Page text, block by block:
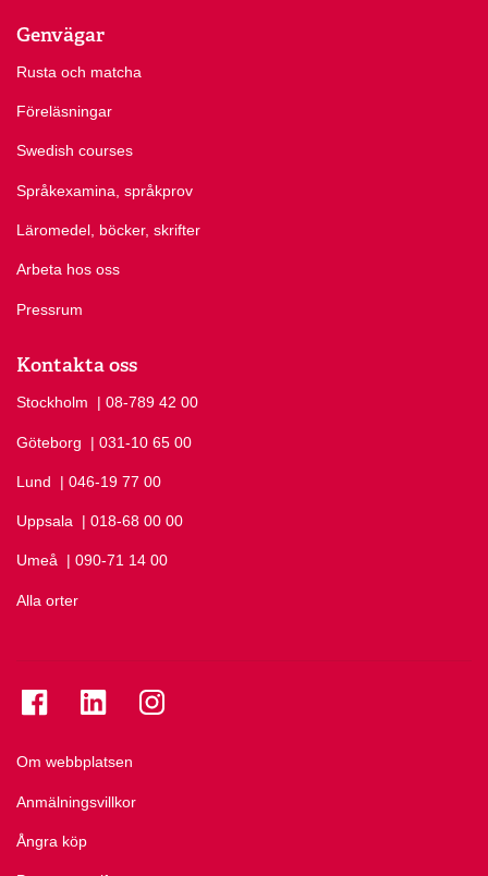
Genvägar
Rusta och matcha
Föreläsningar
Swedish courses
Språkexamina, språkprov
Läromedel, böcker, skrifter
Arbeta hos oss
Pressrum
Kontakta oss
Stockholm Ring Stockholm på
| 08-789 42 00
Göteborg Ring Göteborg på
| 031-10 65 00
Lund Ring Lund på
| 046-19 77 00
Uppsala Ring Uppsala på
| 018-68 00 00
Umeå Ring Umeå på
| 090-71 14 00
Alla orter
Om webbplatsen
Anmälningsvillkor
Ångra köp
Se folkuniversitetet på Facebook
Se folkuniversitetet på LinkedIn